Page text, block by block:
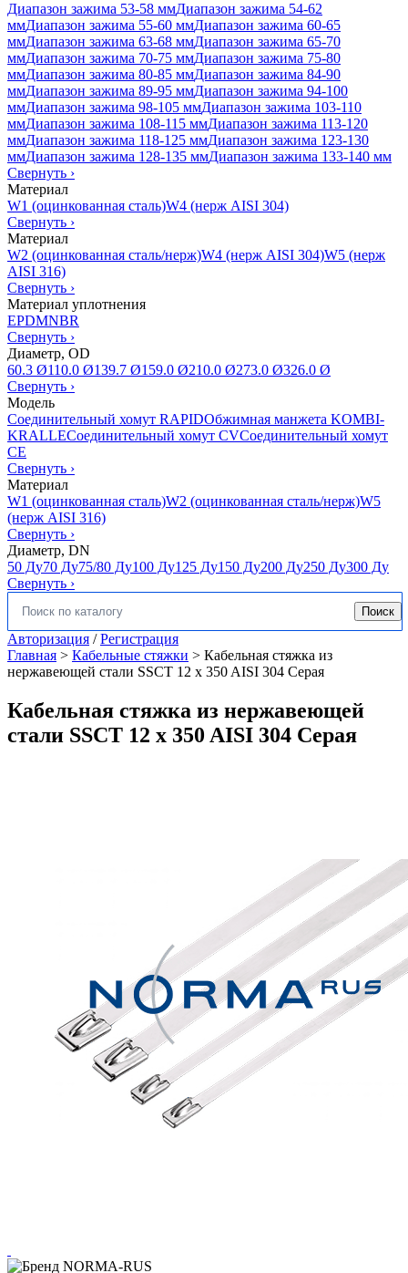
Диапазон зажима 53-58 ммДиапазон зажима 54-62
ммДиапазон зажима 55-60 ммДиапазон зажима 60-65
ммДиапазон зажима 63-68 ммДиапазон зажима 65-70
ммДиапазон зажима 70-75 ммДиапазон зажима 75-80
ммДиапазон зажима 80-85 ммДиапазон зажима 84-90
ммДиапазон зажима 89-95 ммДиапазон зажима 94-100
ммДиапазон зажима 98-105 ммДиапазон зажима 103-110
ммДиапазон зажима 108-115 ммДиапазон зажима 113-120
ммДиапазон зажима 118-125 ммДиапазон зажима 123-130
ммДиапазон зажима 128-135 ммДиапазон зажима 133-140 мм
Свернуть ›
Материал
W1 (оцинкованная сталь)W4 (нерж AISI 304)
Свернуть ›
Материал
W2 (оцинкованная сталь/нерж)W4 (нерж AISI 304)W5 (нерж
AISI 316)
Свернуть ›
Материал уплотнения
EPDMNBR
Свернуть ›
Диаметр, OD
60.3 Ø110.0 Ø139.7 Ø159.0 Ø210.0 Ø273.0 Ø326.0 Ø
Свернуть ›
Модель
Соединительный хомут RAPIDОбжимная манжета KOMBI-
KRALLEСоединительный хомут CVСоединительный хомут
CE
Свернуть ›
Материал
W1 (оцинкованная сталь)W2 (оцинкованная сталь/нерж)W5
(нерж AISI 316)
Свернуть ›
Диаметр, DN
50 Ду70 Ду75/80 Ду100 Ду125 Ду150 Ду200 Ду250 Ду300 Ду
Свернуть ›
Искать: Поиск
Авторизация /Регистрация
Главная > Кабельные стяжки > Кабельная стяжка из
нержавеющей стали SSCT 12 x 350 AISI 304 Серая
Кабельная стяжка из нержавеющей
стали SSCT 12 x 350 AISI 304 Серая